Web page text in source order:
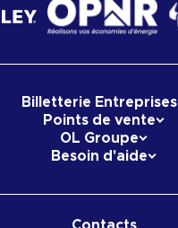
Billetterie Entreprises
Points de vente
OL Groupe
Besoin d'aide